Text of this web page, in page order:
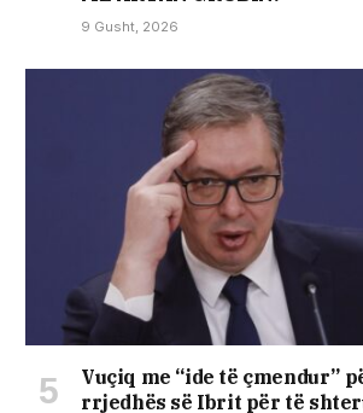
9 Gusht, 2026
Vuçiq me “ide të çmendur”
rrjedhës së Ibrit për të